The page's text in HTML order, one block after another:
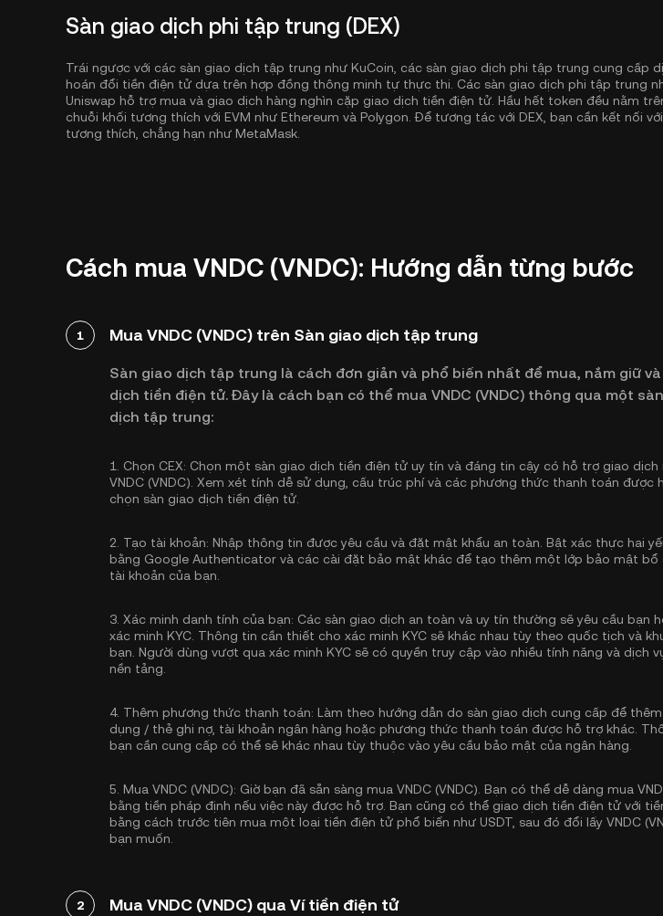
Sàn giao dịch phi tập trung (DEX)
Trái ngược với các sàn giao dịch tập trung như KuCoin, các sàn giao dịch phi tập trung cung cấp
hoán đổi tiền điện tử dựa trên hợp đồng thông minh tự thực thi. Các sàn giao dịch phi tập trung
Uniswap hỗ trợ mua và giao dịch hàng nghìn cặp giao dịch tiền điện tử. Hầu hết token đều nằm
chuỗi khối tương thích với EVM như Ethereum và Polygon . Để tương tác với DEX, bạn cần kết nối
tương thích, chẳng hạn như MetaMask.
Cách mua VNDC (VNDC): Hướng dẫn từng bước
1 Mua VNDC (VNDC) trên Sàn giao dịch tập trung
Sàn giao dịch tập trung là cách đơn giản và phổ biến nhất để mua, nắm giữ
dịch tiền điện tử. Đây là cách bạn có thể mua VNDC (VNDC) thông qua một
dịch tập trung:
1. Chọn CEX: Chọn một sàn giao dịch tiền điện tử uy tín và đáng tin cậy có hỗ trợ giao dịch
VNDC (VNDC). Xem xét tính dễ sử dụng, cấu trúc phí và các phương thức thanh toán được
chọn sàn giao dịch tiền điện tử.
2. Tạo tài khoản: Nhập thông tin được yêu cầu và đặt mật khẩu an toàn. Bật xác thực hai
bằng Google Authenticator và các cài đặt bảo mật khác để tạo thêm một lớp bảo mật bổ
tài khoản của bạn.
3. Xác minh danh tính của bạn: Các sàn giao dịch an toàn và uy tín thường sẽ yêu cầu bạn
xác minh KYC . Thông tin cần thiết cho xác minh KYC sẽ khác nhau tùy theo quốc tịch và
bạn. Người dùng vượt qua xác minh KYC sẽ có quyền truy cập vào nhiều tính năng và dịch
nền tảng.
4. Thêm phương thức thanh toán: Làm theo hướng dẫn do sàn giao dịch cung cấp để
dụng / thẻ ghi nợ, tài khoản ngân hàng hoặc phương thức thanh toán được hỗ trợ khác.
bạn cần cung cấp có thể sẽ khác nhau tùy thuộc vào yêu cầu bảo mật của ngân hàng.
5. Mua VNDC (VNDC): Giờ bạn đã sẵn sàng mua VNDC (VNDC). Bạn có thể dễ dàng mua
bằng tiền pháp định nếu việc này được hỗ trợ. Bạn cũng có thể giao dịch tiền điện tử với
bằng cách trước tiên mua một loại tiền điện tử phổ biến như USDT , sau đó đổi lấy VNDC
bạn muốn.
2 Mua VNDC (VNDC) qua Ví tiền điện tử